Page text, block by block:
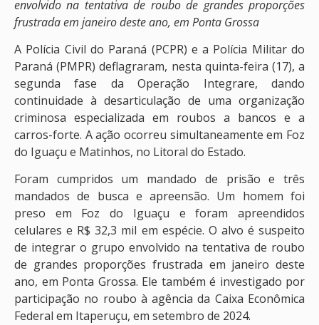
envolvido na tentativa de roubo de grandes proporções
frustrada em janeiro deste ano, em Ponta Grossa
A Polícia Civil do Paraná (PCPR) e a Polícia Militar do
Paraná (PMPR) deflagraram, nesta quinta-feira (17), a
segunda fase da Operação Integrare, dando
continuidade à desarticulação de uma organização
criminosa especializada em roubos a bancos e a
carros-forte. A ação ocorreu simultaneamente em Foz
do Iguaçu e Matinhos, no Litoral do Estado.
Foram cumpridos um mandado de prisão e três
mandados de busca e apreensão. Um homem foi
preso em Foz do Iguaçu e foram apreendidos
celulares e R$ 32,3 mil em espécie. O alvo é suspeito
de integrar o grupo envolvido na tentativa de roubo
de grandes proporções frustrada em janeiro deste
ano, em Ponta Grossa. Ele também é investigado por
participação no roubo à agência da Caixa Econômica
Federal em Itaperuçu, em setembro de 2024.